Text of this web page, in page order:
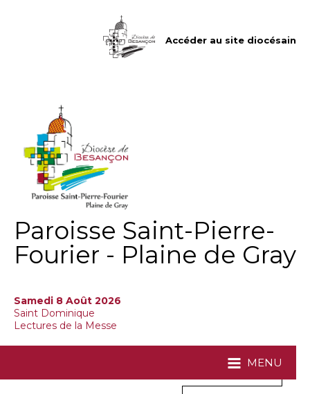
Accéder au site diocésain
Paroisse Saint-Pierre-
Fourier - Plaine de Gray
Samedi 8 Août 2026
Saint Dominique
Lectures de la Messe
MENU